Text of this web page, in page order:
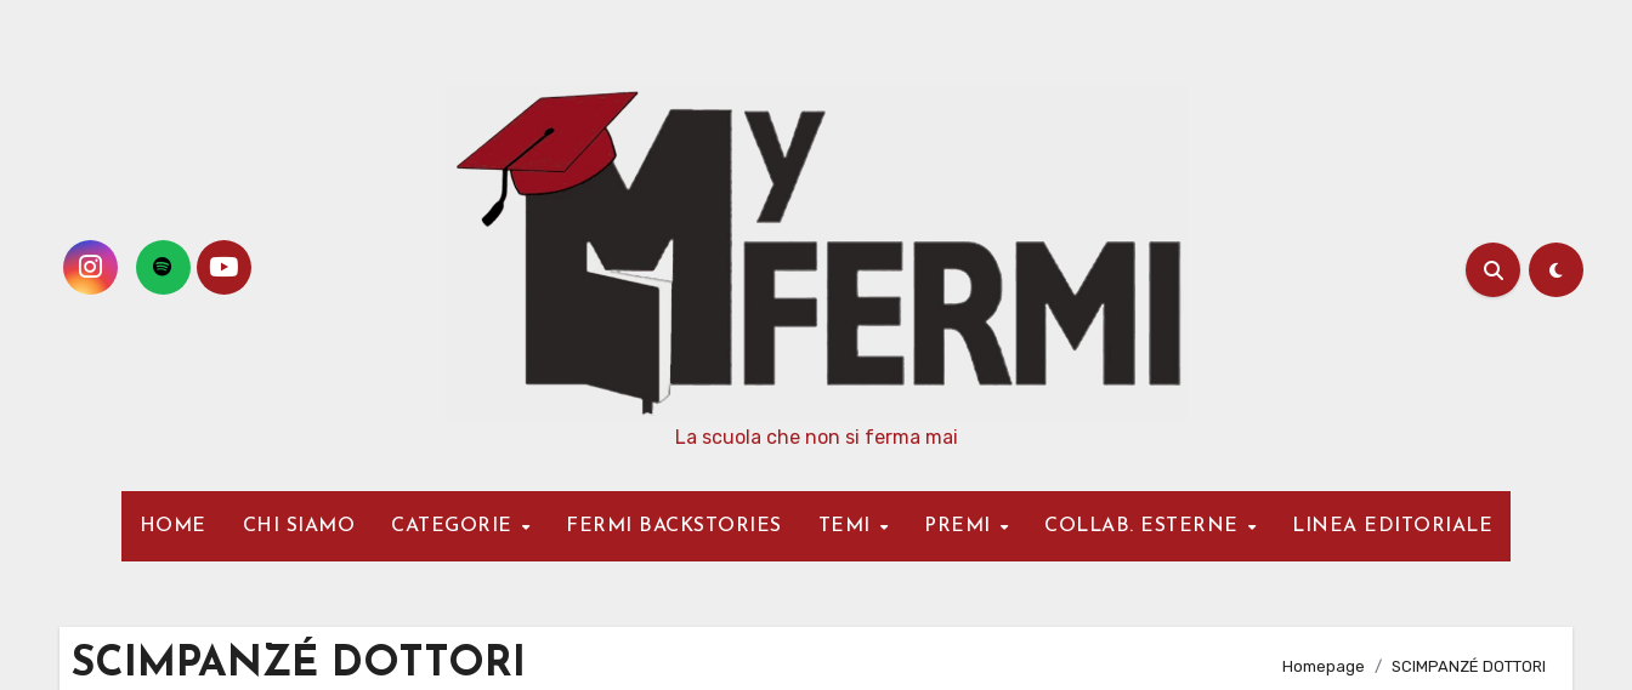
La scuola che non si ferma mai
HOME CHI SIAMO CATEGORIE FERMI BACKSTORIES TEMI PREMI COLLAB. ESTERNE LINEA EDITORIALE
SCIMPANZÉ DOTTORI Homepage SCIMPANZÉ DOTTORI